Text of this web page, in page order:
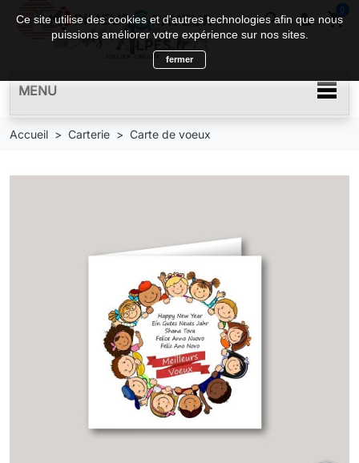
search  shopping_cart
0
MENU
Accueil Carterie Carte de voeux
Ce site utilise des cookies et d'autres technologies afin que nous
puissions améliorer votre expérience sur nos sites.
fermer